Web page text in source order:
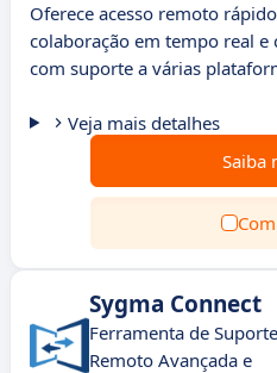
Oferece acesso remoto
colaboração em tempo real
com suporte a várias
Veja mais detalhes
Saiba
Sygma Connect
Ferramenta de Suporte
Remoto Avançada e